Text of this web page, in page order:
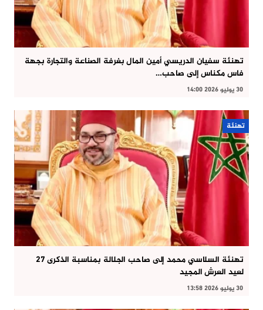
تهنئة سفيان الدريسي أمين المال بغرفة الصناعة والتجارة بجهة
فاس مكناس إلى صاحب…
30 يوليو 2026 14:00
تهنئة
تهنئة السلاسي محمد إلى صاحب الجلالة بمناسبة الذكرى 27
لعيد العرش المجيد
30 يوليو 2026 13:58